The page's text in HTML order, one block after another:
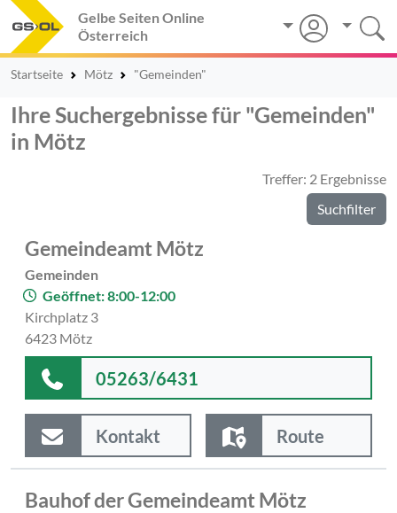
Gelbe Seiten Online
Österreich
Startseite Mötz "Gemeinden"
Ihre Suchergebnisse für "Gemeinden"
in Mötz
Treffer: 2 Ergebnisse
Suchfilter
Gemeindeamt Mötz
Gemeinden
Geöffnet: 8:00-12:00
Kirchplatz 3
6423 Mötz
05263/6431
Kontakt Route
Bauhof der Gemeindeamt Mötz